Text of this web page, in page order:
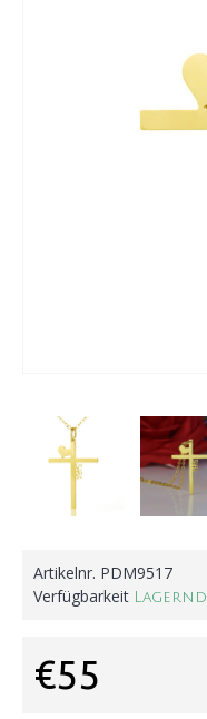
Artikelnr. PDM9517
Verfügbarkeit Lagernd
€55